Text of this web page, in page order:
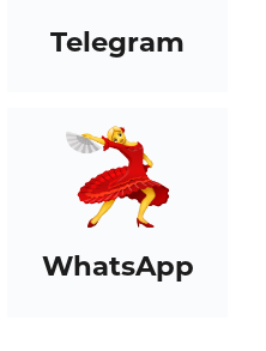
Telegram
WhatsApp